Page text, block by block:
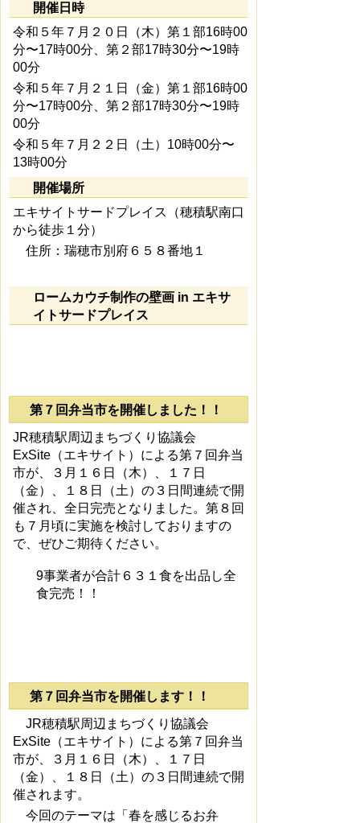
開催日時
令和５年７月２０日（木）第１部16時00
分〜17時00分、第２部17時30分〜19時
00分
令和５年７月２１日（金）第１部16時00
分〜17時00分、第２部17時30分〜19時
00分
令和５年７月２２日（土）10時00分〜
13時00分
開催場所
エキサイトサードプレイス（穂積駅南口
から徒歩１分）
住所：瑞穂市別府６５８番地１
ロームカウチ制作の壁画 in エキサ
イトサードプレイス
第７回弁当市を開催しました！！
JR穂積駅周辺まちづくり協議会
ExSite（エキサイト）による第７回弁当
市が、３月１６日（木）、１７日
（金）、１８日（土）の３日間連続で開
催され、全日完売となりました。第８回
も７月頃に実施を検討しておりますの
で、ぜひご期待ください。
9事業者が合計６３１食を出品し全
食完売！！
第７回弁当市を開催します！！
JR穂積駅周辺まちづくり協議会
ExSite（エキサイト）による第７回弁当
市が、３月１６日（木）、１７日
（金）、１８日（土）の３日間連続で開
催されます。
今回のテーマは「春を感じるお弁